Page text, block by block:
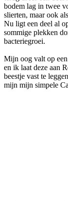
bodem lag in twee
slierten, maar ook
Nu ligt een deel al
sommige plekken
bacteriegroei.
Mijn oog valt op
en ik laat deze aan
beestje vast te
mijn mijn simpele